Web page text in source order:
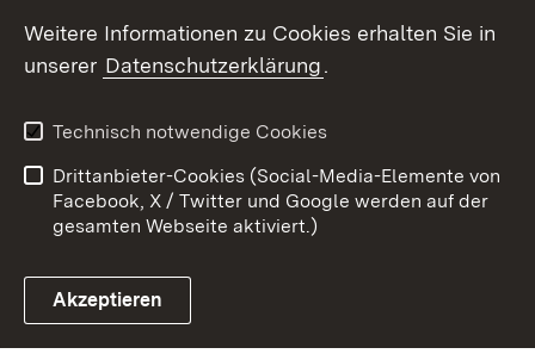
Link zum Landesportal
Kontakt
Datenschutz
Barrierefreiheit
Impressum
Cookies
Weitere Informationen zu Cookies erhalten Sie in
unserer Datenschutzerklärung.
Technisch notwendige Cookies
Drittanbieter-Cookies (Social-Media-Elemente von
Facebook, X / Twitter und Google werden auf der
gesamten Webseite aktiviert.)
Akzeptieren